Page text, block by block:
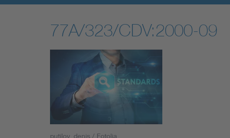
VDE Fokusthemen
Digital Security
Energy
77A/323/CDV:2000-09
putilov_denis / Fotolia